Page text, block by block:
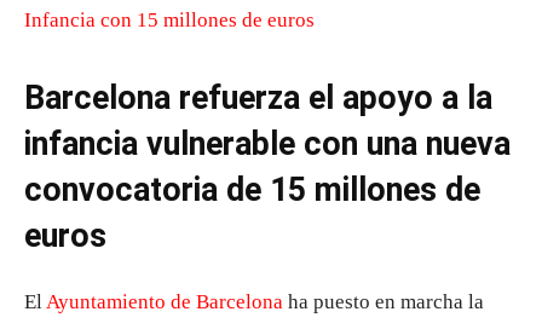
Barcelona refuerza el apoyo a la
infancia vulnerable con una nueva
convocatoria de 15 millones de
euros
ElAyuntamiento de Barcelona ha puesto en marcha la